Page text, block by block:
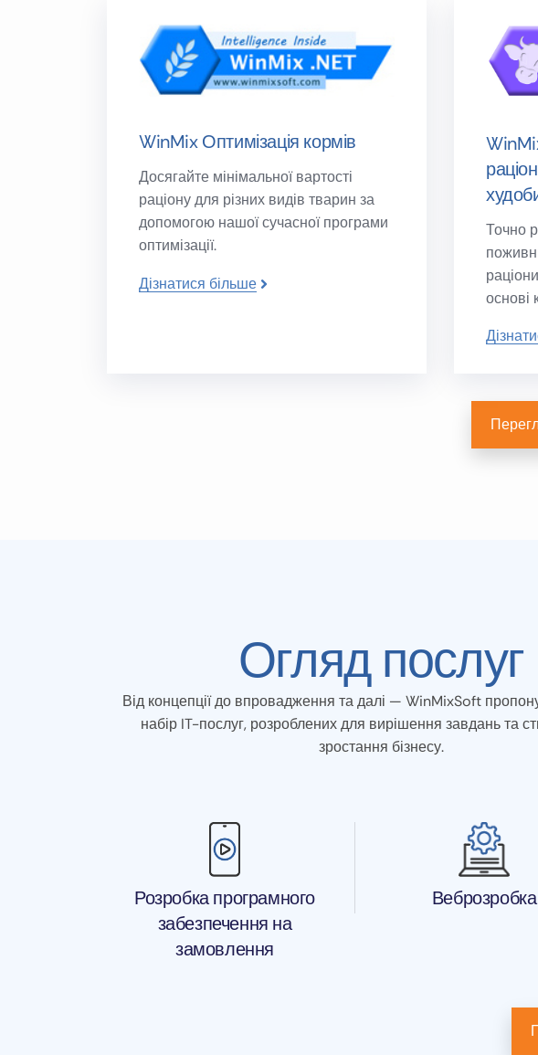
WinMix Оптимізація кормів
Досягайте мінімальної вартості
раціону для різних видів тварин за
допомогою нашої сучасної програми
оптимізації.
Дізнатися більше
Точно
основі
Огляд послуг
Від концепції до впровадження та далі — WinMixSoft
набір IT-послуг, розроблених для вирішення завдань та
зростання бізнесу.
Розробка програмного
забезпечення на
замовлення
Веброзробка